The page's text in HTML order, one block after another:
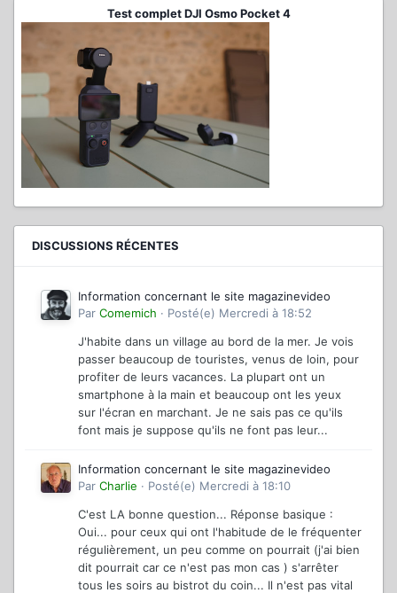
Test complet DJI Osmo Pocket 4
DISCUSSIONS RÉCENTES
Information concernant le site magazinevideo
Par Comemich · Posté(e) Mercredi à 18:52
J'habite dans un village au bord de la mer. Je vois
passer beaucoup de touristes, venus de loin, pour
profiter de leurs vacances. La plupart ont un
smartphone à la main et beaucoup ont les yeux
sur l'écran en marchant. Je ne sais pas ce qu'ils
font mais je suppose qu'ils ne font pas leur...
Information concernant le site magazinevideo
Par Charlie · Posté(e) Mercredi à 18:10
C'est LA bonne question... Réponse basique :
Oui... pour ceux qui ont l'habitude de le fréquenter
régulièrement, un peu comme on pourrait (j'ai bien
dit pourrait car ce n'est pas mon cas ) s'arrêter
tous les soirs au bistrot du coin... Il n'est pas vital